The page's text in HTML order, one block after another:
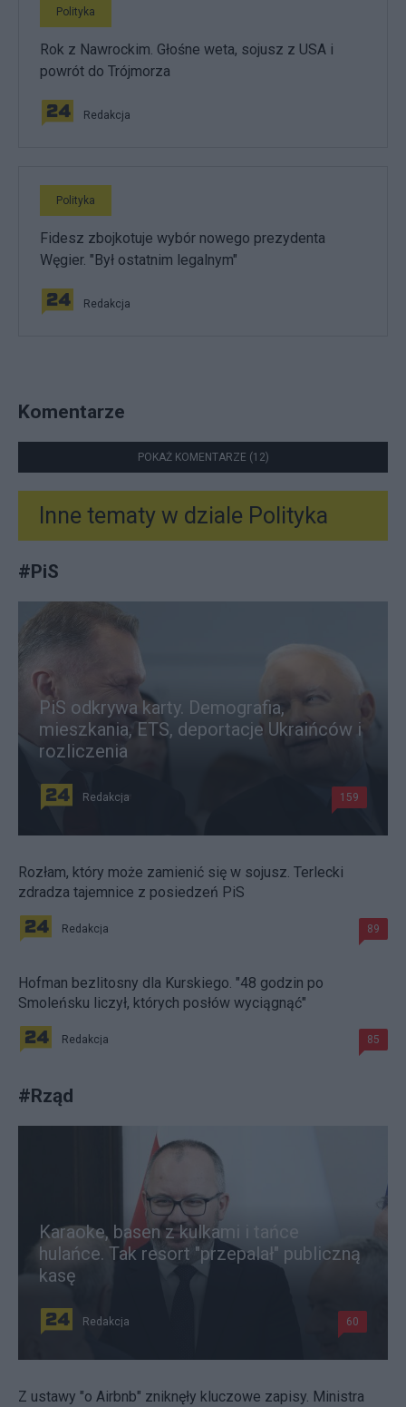
Polityka
Rok z Nawrockim. Głośne weta, sojusz z USA i
powrót do Trójmorza
Redakcja
Polityka
Fidesz zbojkotuje wybór nowego prezydenta
Węgier. "Był ostatnim legalnym"
Redakcja
Komentarze
POKAŻ KOMENTARZE (12)
Inne tematy w dziale Polityka
#PiS
PiS odkrywa karty. Demografia,
mieszkania, ETS, deportacje Ukraińców i
rozliczenia
Redakcja 159
Rozłam, który może zamienić się w sojusz. Terlecki
zdradza tajemnice z posiedzeń PiS
Redakcja 89
Hofman bezlitosny dla Kurskiego. "48 godzin po
Smoleńsku liczył, których posłów wyciągnąć"
Redakcja 85
#Rząd
Karaoke, basen z kulkami i tańce
hulańce. Tak resort "przepalał" publiczną
kasę
Redakcja 60
Z ustawy "o Airbnb" zniknęły kluczowe zapisy. Ministra